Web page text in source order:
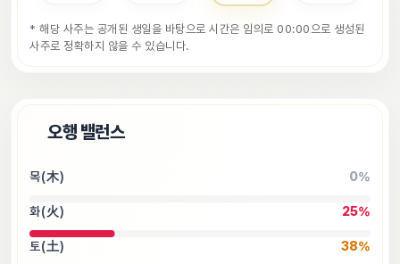
* 해당 사주는 공개된 생일을 바탕으로 시간은 임의로 00:00으로 생성된
사주로 정확하지 않을 수 있습니다.
오행 밸런스
목(木) 0%
화(火) 25%
토(土) 38%